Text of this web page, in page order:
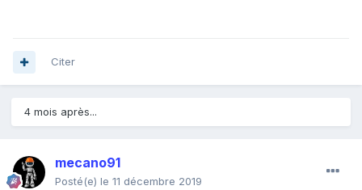
Citer
4 mois après...
mecano91
Posté(e) le 11 décembre 2019